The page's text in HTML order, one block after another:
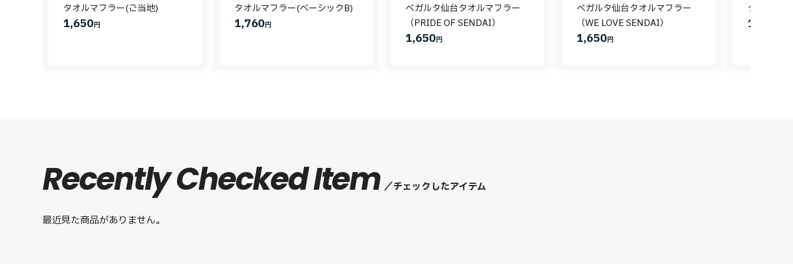
タオルマフラー(ご当地)
1,650円
タオルマフラー(ベーシックB)
1,760円
ベガルタ仙台タオルマフラー
（PRIDE OF SENDAI）
1,650円
ベガルタ仙台タオルマフラー
（WE LOVE SENDAI）
1,650円
タオルマ
1,650
Recently Checked Item チェックしたアイテム
最近見た商品がありません。